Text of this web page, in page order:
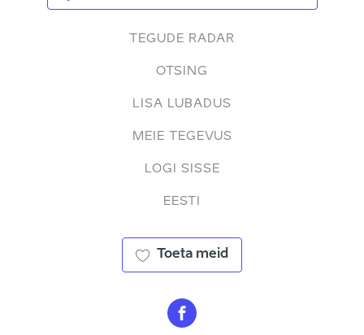
TEGUDE RADAR
OTSING
LISA LUBADUS
MEIE TEGEVUS
LOGI SISSE
EESTI
Toeta meid